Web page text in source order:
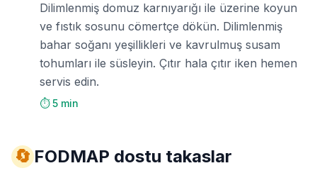
Dilimlenmiş domuz karnıyarığı ile üzerine koyun
ve fıstık sosunu cömertçe dökün. Dilimlenmiş
bahar soğanı yeşillikleri ve kavrulmuş susam
tohumları ile süsleyin. Çıtır hala çıtır iken hemen
servis edin.
⏱️ 5 min
🔄 FODMAP dostu takaslar